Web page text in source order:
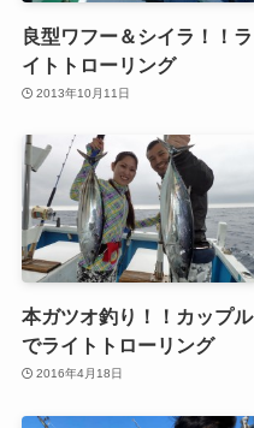
良型ワフー＆シイラ！！ラ
イトトローリング
2013年10月11日
本ガツオ釣り！！カップル
でライトトローリング
2016年4月18日